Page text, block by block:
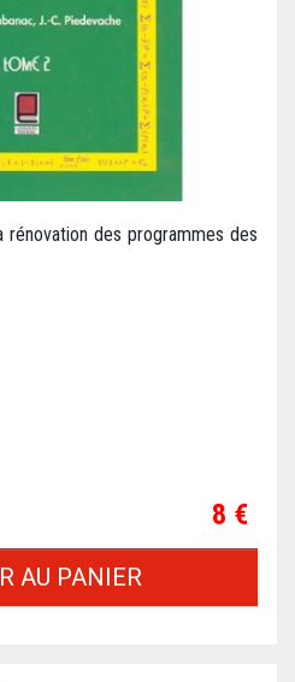
rénovation des programmes des
Prix
8 €
AU PANIER